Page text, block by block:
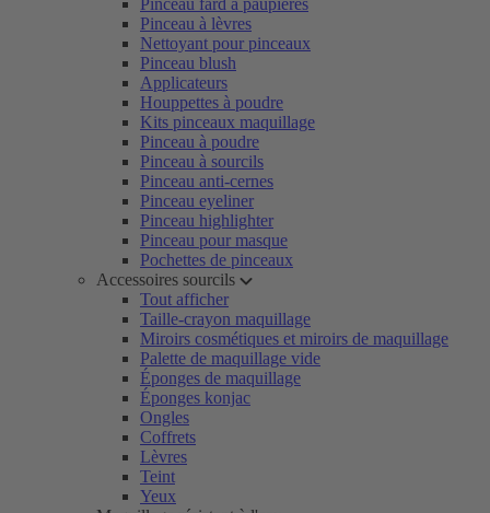
Pinceau fard à paupières
Pinceau à lèvres
Nettoyant pour pinceaux
Pinceau blush
Applicateurs
Houppettes à poudre
Kits pinceaux maquillage
Pinceau à poudre
Pinceau à sourcils
Pinceau anti-cernes
Pinceau eyeliner
Pinceau highlighter
Pinceau pour masque
Pochettes de pinceaux
Accessoires sourcils
Tout afficher
Taille-crayon maquillage
Miroirs cosmétiques et miroirs de maquillage
Palette de maquillage vide
Éponges de maquillage
Éponges konjac
Ongles
Coffrets
Lèvres
Teint
Yeux